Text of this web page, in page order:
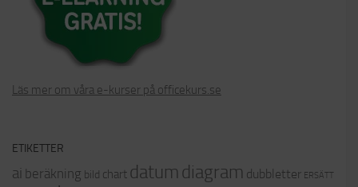
Läs mer om våra e-kurser på officekurs.se
ETIKETTER
ai beräkning bild chart datum diagram dubbletter ERSÄTT